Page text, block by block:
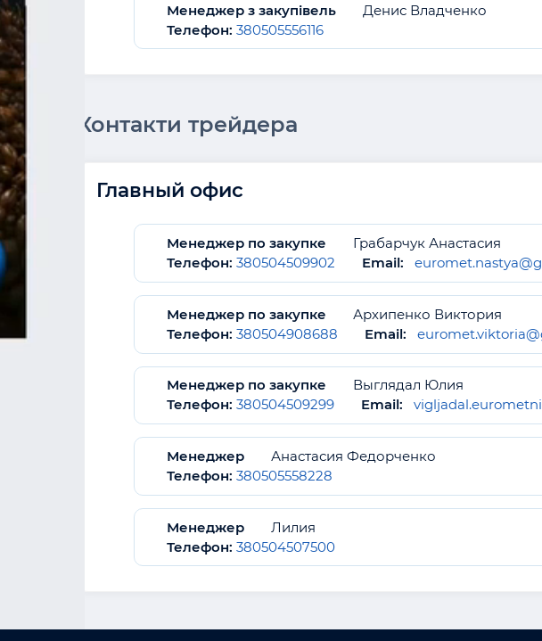
Менеджер з закупівель
Денис Владченко
Телефон: 380505556116
Контакти трейдера
Главный офис
Менеджер по закупке
Грабарчук Анастасия
Телефон: 380504509902 Email:
Менеджер по закупке
Архипенко Виктория
Телефон: 380504908688 Email:
Менеджер по закупке
Выглядал Юлия
Телефон: 380504509299 Email:
Менеджер
Анастасия Федорченко
Телефон: 380505558228
Менеджер
Лилия
Телефон: 380504507500